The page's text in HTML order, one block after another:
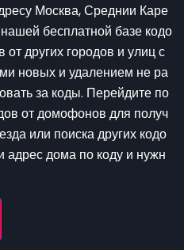
Москва, Среднии Каре
бесплатной базе кодо
других городов и улиц с
новых и удалением не ра
за коды. Перейдите по
от домофонов для получ
или поиска других кодо
адрес дома по коду и нужн